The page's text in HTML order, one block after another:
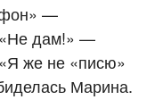
—
дам!» —
же не «писю»
Марина.